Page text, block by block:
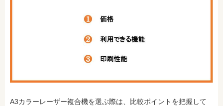
A3カラーレーザー複合機を選ぶ際は、比較ポイントを把握して